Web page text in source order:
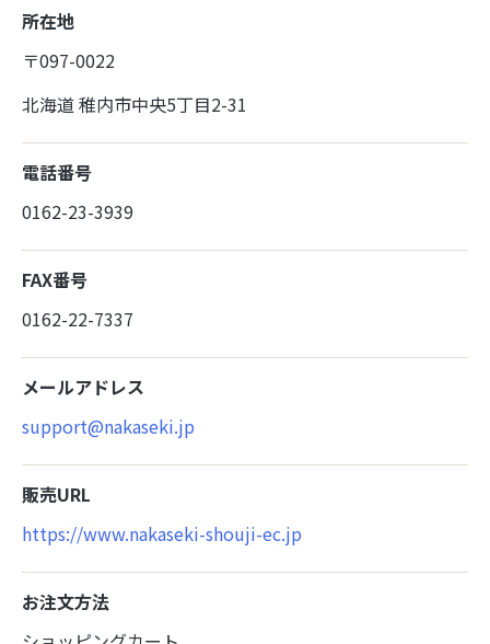
所在地
〒097-0022
北海道 稚内市中央5丁目2-31
電話番号
0162-23-3939
FAX番号
0162-22-7337
メールアドレス
support@nakaseki.jp
販売URL
https://www.nakaseki-shouji-ec.jp
お注文方法